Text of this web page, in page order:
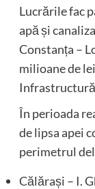
Lucrările fac
apă și
Constanța –
milioane de
În perioada
de lipsa apei
perimetrul
Călărași – I.